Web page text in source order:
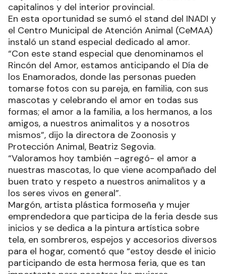
capitalinos y del interior provincial.
En esta oportunidad se sumó el stand del INADI y
el Centro Municipal de Atención Animal (CeMAA)
instaló un stand especial dedicado al amor.
“Con este stand especial que denominamos el
Rincón del Amor, estamos anticipando el Día de
los Enamorados, donde las personas pueden
tomarse fotos con su pareja, en familia, con sus
mascotas y celebrando el amor en todas sus
formas; el amor a la familia, a los hermanos, a los
amigos, a nuestros animalitos y a nosotros
mismos”, dijo la directora de Zoonosis y
Protección Animal, Beatriz Segovia.
“Valoramos hoy también –agregó- el amor a
nuestras mascotas, lo que viene acompañado del
buen trato y respeto a nuestros animalitos y a
los seres vivos en general”.
Margón, artista plástica formoseña y mujer
emprendedora que participa de la feria desde sus
inicios y se dedica a la pintura artística sobre
tela, en sombreros, espejos y accesorios diversos
para el hogar, comentó que “estoy desde el inicio
participando de esta hermosa feria, que es tan